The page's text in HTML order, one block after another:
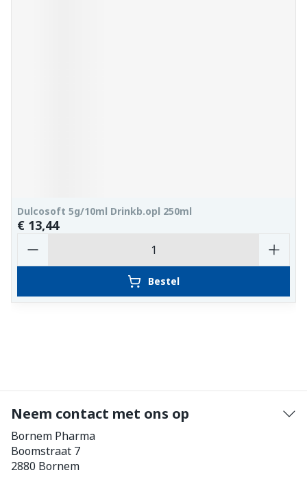
Dulcosoft 5g/10ml Drinkb.opl 250ml
€ 13,44
Bestel
Neem contact met ons op
Bornem Pharma
Boomstraat 7
2880 Bornem